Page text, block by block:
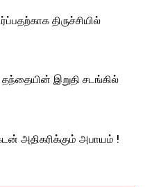
திருச்சியில்
தந்தையின் இறுதி சடங்கில்
அதிகரிக்கும் அபாயம் !